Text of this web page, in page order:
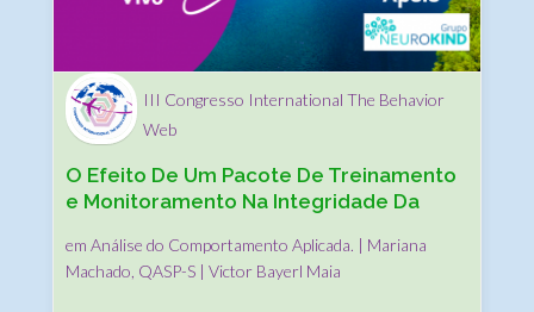
III Congresso International The Behavior
Web
O Efeito De Um Pacote De Treinamento
e Monitoramento Na Integridade Da
em Análise do Comportamento Aplicada. | Mariana
Machado, QASP-S | Victor Bayerl Maia